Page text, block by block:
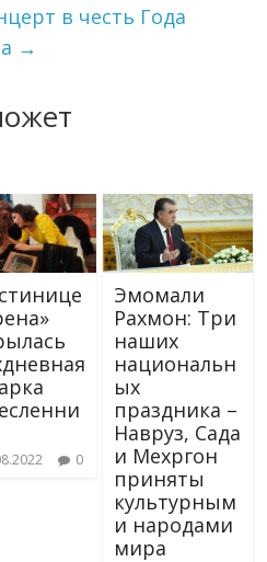
в честь Года
→
0
Эмомали
Рахмон: Три
наших
национальн
ых
праздника –
Навруз, Сада
и Мехргон
приняты
культурным
и народами
мира